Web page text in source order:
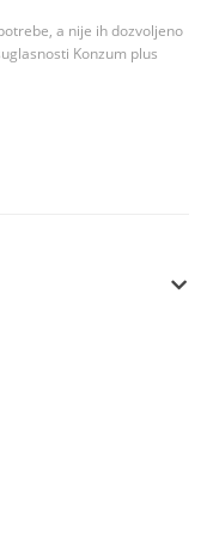
a nije ih dozvoljeno
Konzum plus